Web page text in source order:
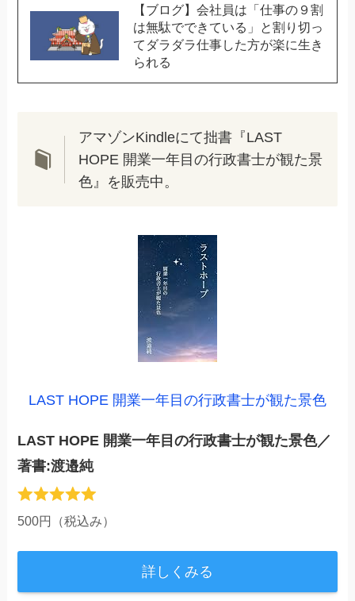
【ブログ】会社員は「仕事の９割
は無駄でできている」と割り切っ
てダラダラ仕事した方が楽に生き
られる
アマゾンKindleにて拙書『LAST
HOPE 開業一年目の行政書士が観た景
色』を販売中。
LAST HOPE 開業一年目の行政書士が観た景色
LAST HOPE 開業一年目の行政書士が観た景色／
著書:渡邉純
500円（税込み）
詳しくみる